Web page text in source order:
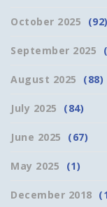
October 2025 (92)
September 2025
August 2025 (88)
July 2025 (84)
June 2025 (67)
May 2025 (1)
December 2018